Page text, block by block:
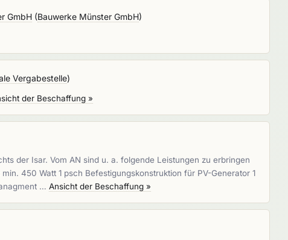
GmbH (Bauwerke Münster GmbH)
Vergabestelle)
der Beschaffung »
der Isar. Vom AN sind u. a. folgende Leistungen zu erbringen
450 Watt 1 psch Befestigungskonstruktion für PV-Generator 1
… Ansicht der Beschaffung »